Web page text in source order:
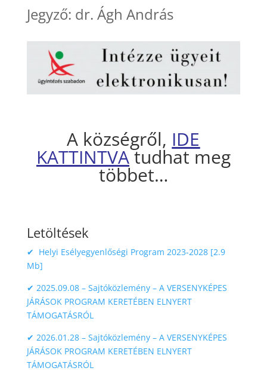
Jegyző: dr. Ágh András
A községről, IDE
KATTINTVAtudhat meg
többet…
Letöltések
✔ Helyi Esélyegyenlőségi Program 2023-2028 [2.9
Mb]
✔ 2025.09.08 – Sajtóközlemény – A VERSENYKÉPES
JÁRÁSOK PROGRAM KERETÉBEN ELNYERT
TÁMOGATÁSRÓL
✔ 2026.01.28 – Sajtóközlemény – A VERSENYKÉPES
JÁRÁSOK PROGRAM KERETÉBEN ELNYERT
TÁMOGATÁSRÓL